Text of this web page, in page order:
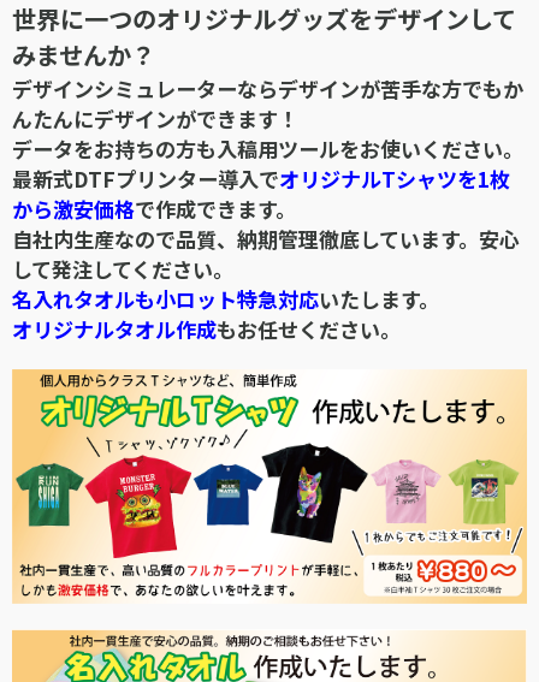
世界に一つのオリジナルグッズをデザインして
みませんか？
デザインシミュレーターならデザインが苦手な方でもか
んたんにデザインができます！
データをお持ちの方も入稿用ツールをお使いください。
最新式DTFプリンター導入でオリジナルTシャツを1枚
から激安価格で作成できます。
自社内生産なので品質、納期管理徹底しています。安心
して発注してください。
名入れタオルも小ロット特急対応いたします。
オリジナルタオル作成もお任せください。